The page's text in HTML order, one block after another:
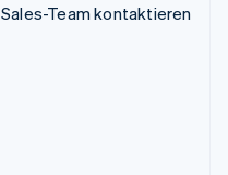
Sales-Team kontaktieren